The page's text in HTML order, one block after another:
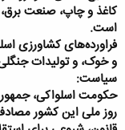
کاغذ و چاپ، صنعت
است.
فراورده‌های کشاورزی
و خوک، و تولیدات
سیاست:
حکومت اسلواکی،
روز ملی این کشور